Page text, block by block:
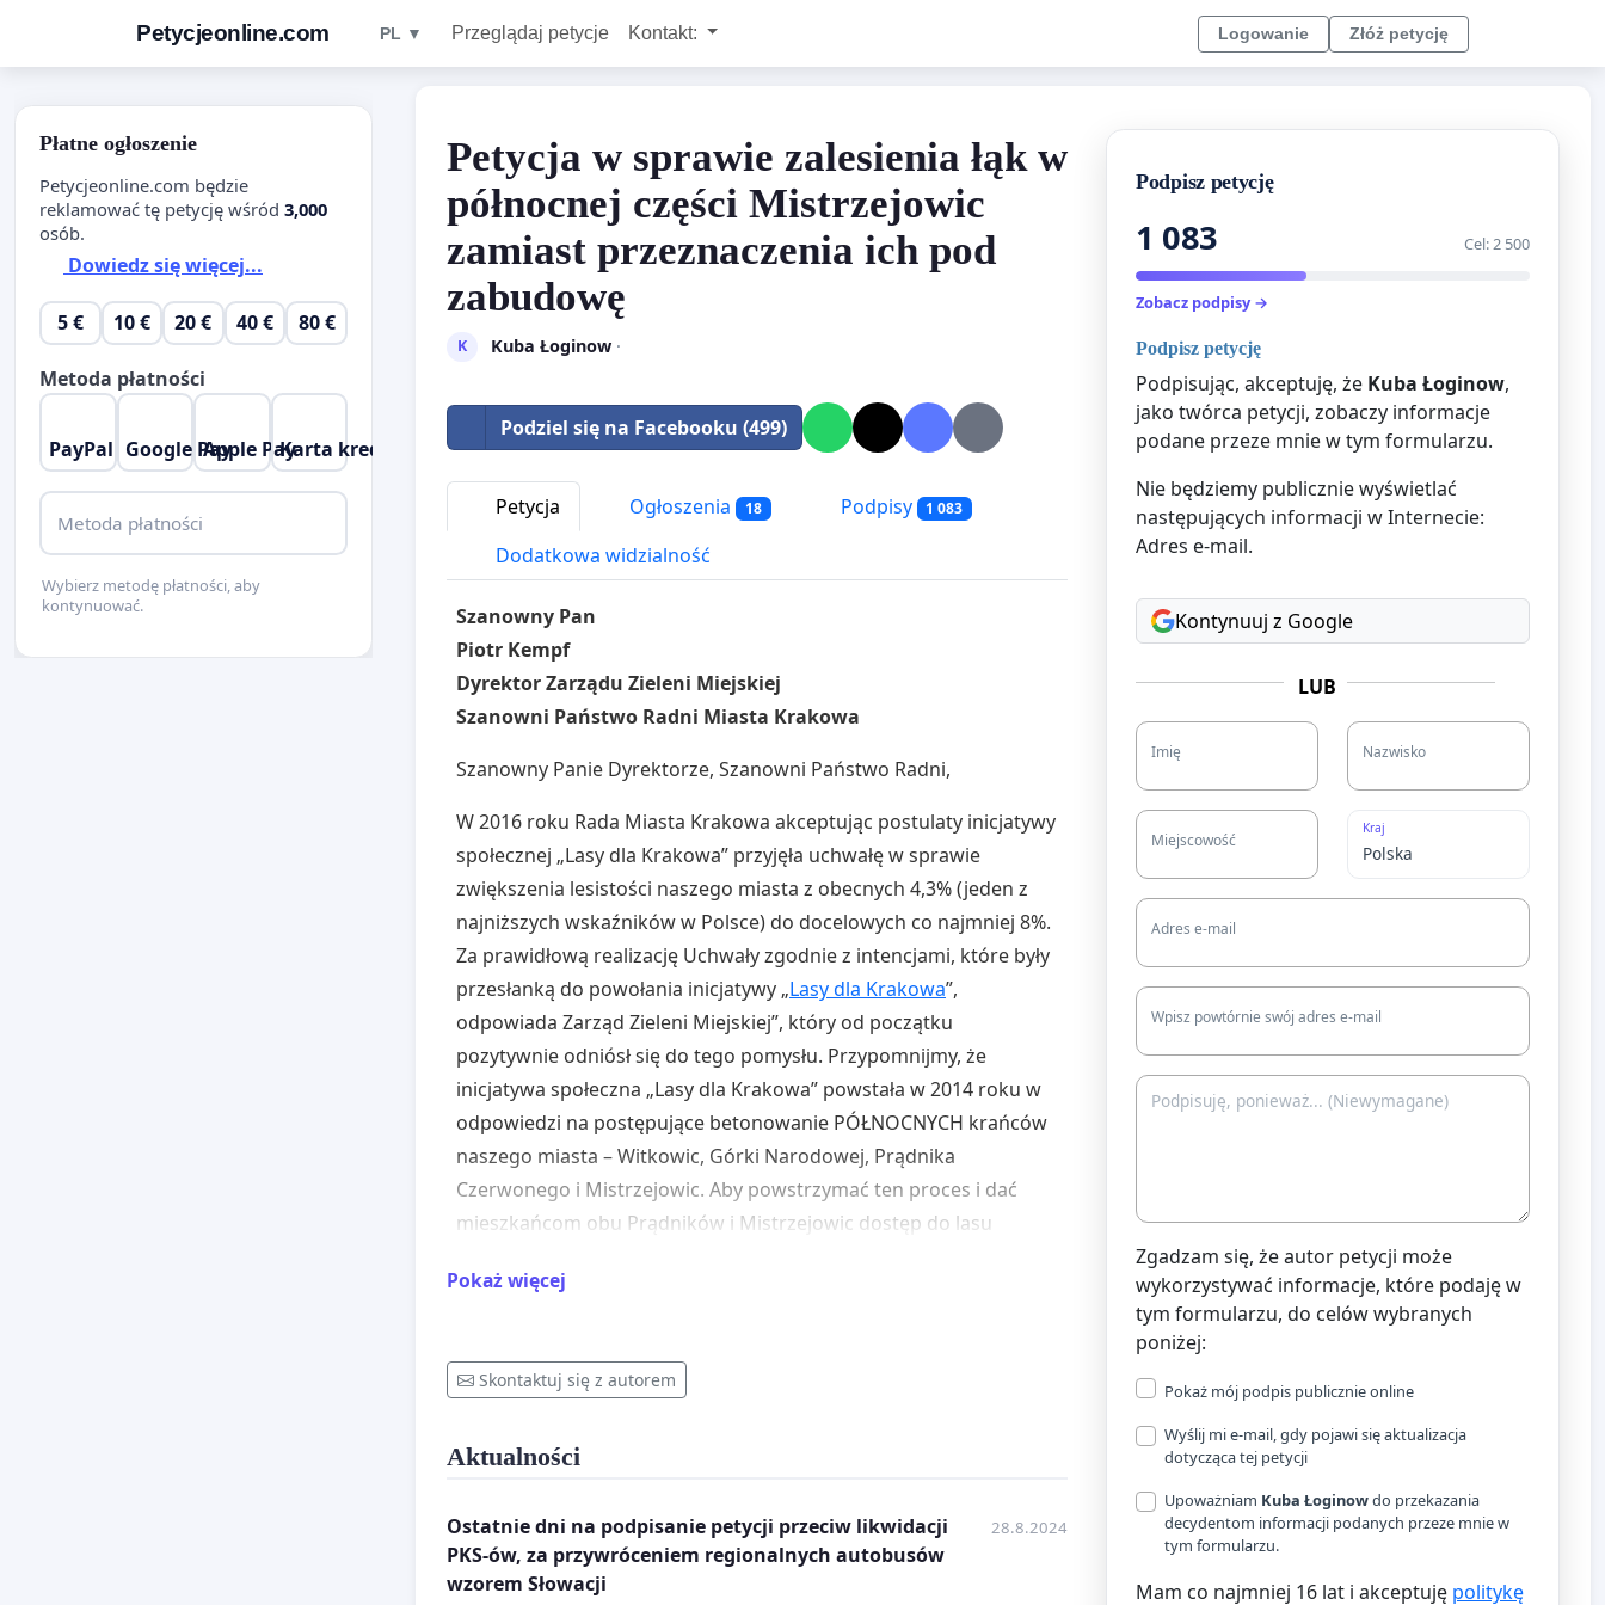
Petycjeonline.com PL ▼ Przeglądaj petycje Kontakt: Logowanie Złóż petycję
Petycja w sprawie zalesienia łąk w
północnej części Mistrzejowic
zamiast przeznaczenia ich pod
zabudowę
K Kuba Łoginow·
Podziel się na Facebooku (499)
Petycja Ogłoszenia 18 Podpisy 1 083
Dodatkowa widzialność
Szanowny Pan
Piotr Kempf
Dyrektor Zarządu Zieleni Miejskiej
Szanowni Państwo Radni Miasta Krakowa
Szanowny Panie Dyrektorze, Szanowni Państwo Radni,
W 2016 roku Rada Miasta Krakowa akceptując postulaty inicjatywy
społecznej „Lasy dla Krakowa” przyjęła uchwałę w sprawie
zwiększenia lesistości naszego miasta z obecnych 4,3% (jeden z
najniższych wskaźników w Polsce) do docelowych co najmniej 8%.
Za prawidłową realizację Uchwały zgodnie z intencjami, które były
przesłanką do powołania inicjatywy „Lasy dla Krakowa”,
odpowiada Zarząd Zieleni Miejskiej”, który od początku
pozytywnie odniósł się do tego pomysłu. Przypomnijmy, że
inicjatywa społeczna „Lasy dla Krakowa” powstała w 2014 roku w
odpowiedzi na postępujące betonowanie PÓŁNOCNYCH krańców
naszego miasta – Witkowic, Górki Narodowej, Prądnika
Czerwonego i Mistrzejowic. Aby powstrzymać ten proces i dać
mieszkańcom obu Prądników i Mistrzejowic dostęp do lasu
domu, autor tej petycji założył w 2014 roku inicjatywę „Lasy dla
następujących działań:
dać formalne podstawy do utworzenia lasów miejskich na
przestrzennego obszarów pod zalesianie w rejonie: Lasu
Witkowickiego (powiększenie lasu), Prądnika Czerwonego (pas
Pokaż więcej
Skontaktuj się z autorem
Aktualności
Ostatnie dni na podpisanie petycji przeciw likwidacji
PKS-ów, za przywróceniem regionalnych autobusów
wzorem Słowacji
28.8.2024
Podpisz petycję
1 083 Cel: 2 500
Zobacz podpisy →
Podpisz petycję
Podpisując, akceptuję, że Kuba Łoginow,
jako twórca petycji, zobaczy informacje
podane przeze mnie w tym formularzu.
Nie będziemy publicznie wyświetlać
następujących informacji w Internecie:
Adres e-mail.
Kontynuuj z Google
LUB
Imię Nazwisko
Miejscowość
Kraj
Adres e-mail
Wpisz powtórnie swój adres e-mail
Zgadzam się, że autor petycji może
wykorzystywać informacje, które podaję w
tym formularzu, do celów wybranych
poniżej:
Pokaż mój podpis publicznie online
Wyślij mi e-mail, gdy pojawi się aktualizacja
dotycząca tej petycji
Upoważniam Kuba Łoginowdo przekazania
decydentom informacji podanych przeze mnie w
tym formularzu.
Mam co najmniej 16 lat i akceptuję politykę
Płatne ogłoszenie
Petycjeonline.com będzie
reklamować tę petycję wśród 3,000
osób.
Dowiedz się więcej...
5 € 10 € 20 € 40 € 80 €
Metoda płatności
PayPal Google PayApple PayKarta kredytowa
Metoda płatności
Wybierz metodę płatności, aby
kontynuować.